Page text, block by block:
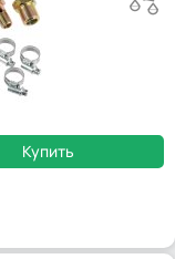
Купить